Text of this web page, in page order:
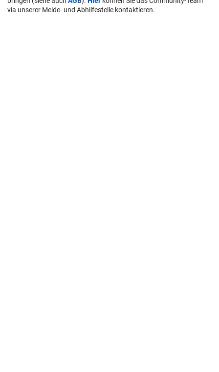
via unserer Melde- und Abhilfestelle kontaktieren.